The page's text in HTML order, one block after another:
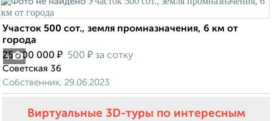
5
Участок 500 сот., земля промназначения, 6 км от
города
25 000 000 ₽ 500 ₽ за сотку
Советская 36
Собственник, 29.06.2023
Виртуальные 3D-туры по интересным